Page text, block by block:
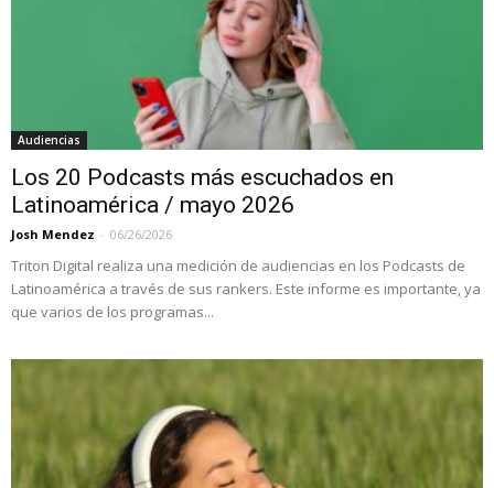
Audiencias
Los 20 Podcasts más escuchados en
Latinoamérica / mayo 2026
Josh Mendez - 06/26/2026
Triton Digital realiza una medición de audiencias en los Podcasts de
Latinoamérica a través de sus rankers. Este informe es importante, ya
que varios de los programas...